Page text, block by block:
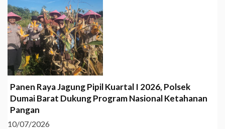
Panen Raya Jagung Pipil Kuartal I 2026, Polsek
Dumai Barat Dukung Program Nasional Ketahanan
Pangan
10/07/2026